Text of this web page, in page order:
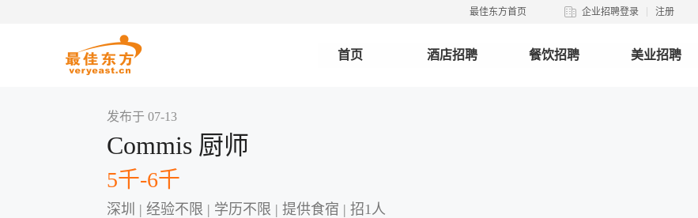
最佳东方首页 企业招聘登录 注册
首页 酒店招聘 餐饮招聘 美业招聘
发布于 07-13
Commis 厨师
5千-6千
深圳 | 经验不限 | 学历不限 | 提供食宿 | 招1人